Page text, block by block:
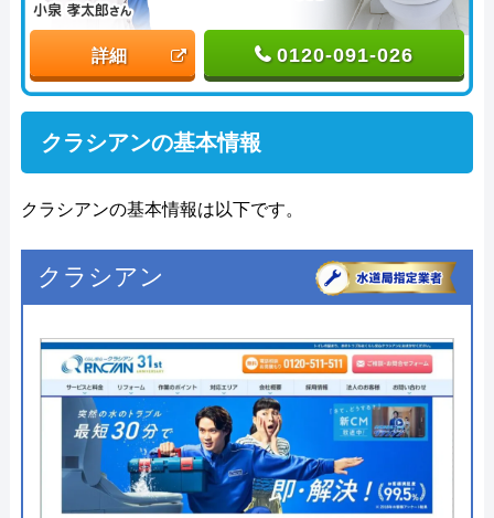
詳細 0120-091-026
クラシアンの基本情報
クラシアンの基本情報は以下です。
クラシアン